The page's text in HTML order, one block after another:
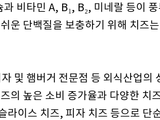
비타민 A, B₁, B₂, 미네랄 등이
운 단백질을 보충하기 위해 치즈
및 햄버거 전문점 등 외식산업의
의 높은 소비 증가율과 다양한 치
라이스 치즈, 피자 치즈 등으로 단